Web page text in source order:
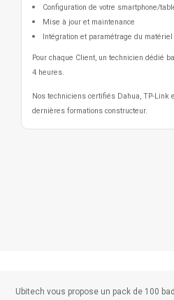
Configuration de votre smartphone/
Mise à jour et maintenance
Intégration et paramétrage du
Pour chaque Client, un technicien dédié
4 heures.
Nos techniciens certifiés Dahua, TP-Link
dernières formations constructeur.
Ubitech vous propose un pack de 100